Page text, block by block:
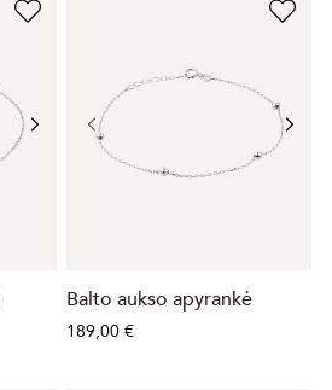
Balto aukso apyrankė
189,00 €